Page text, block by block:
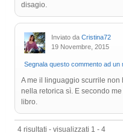
disagio.
Inviato da Cristina72
19 Novembre, 2015
Segnala questo commento ad un
A me il linguaggio scurrile non
nella retorica sì. E secondo
libro.
4 risultati - visualizzati 1 - 4